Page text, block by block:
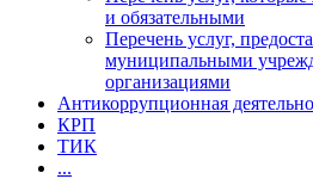
и обязательными
Перечень услуг,
муниципальными
организациями
Антикоррупционная
КРП
ТИК
...